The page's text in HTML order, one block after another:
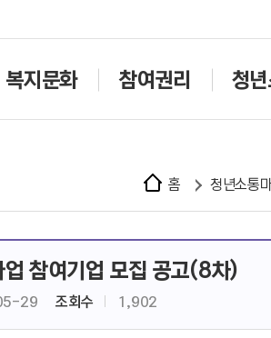
복지문화 참여권리 청
홈 청년소통
참여기업 모집 공고(8차)
29 조회수 1,902